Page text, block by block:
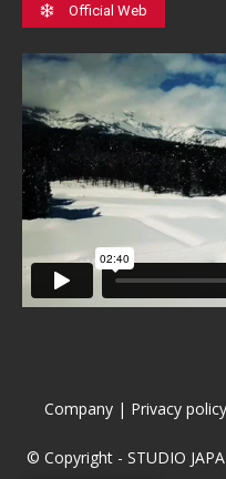
Official Web
Company | Privacy policy
© Copyright - STUDIO